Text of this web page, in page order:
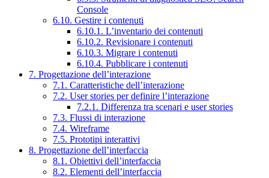
Console
6.10. Gestire i contenuti
6.10.1. L’inventario dei contenuti
6.10.2. Revisionare i contenuti
6.10.3. Migrare i contenuti
6.10.4. Pubblicare i contenuti
7. Progettazione dell’interazione
7.1. Caratteristiche dell’interazione
7.2. User stories per definire l’interazione
7.2.1. Differenza tra scenari e user stories
7.3. Flussi di interazione
7.4. Wireframe
7.5. Prototipi interattivi
8. Progettazione dell’interfaccia
8.1. Obiettivi dell’interfaccia
8.2. Elementi dell’interfaccia